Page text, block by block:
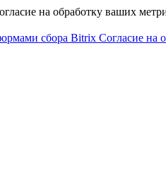
на обработку ваших
сбора Bitrix Согласие на